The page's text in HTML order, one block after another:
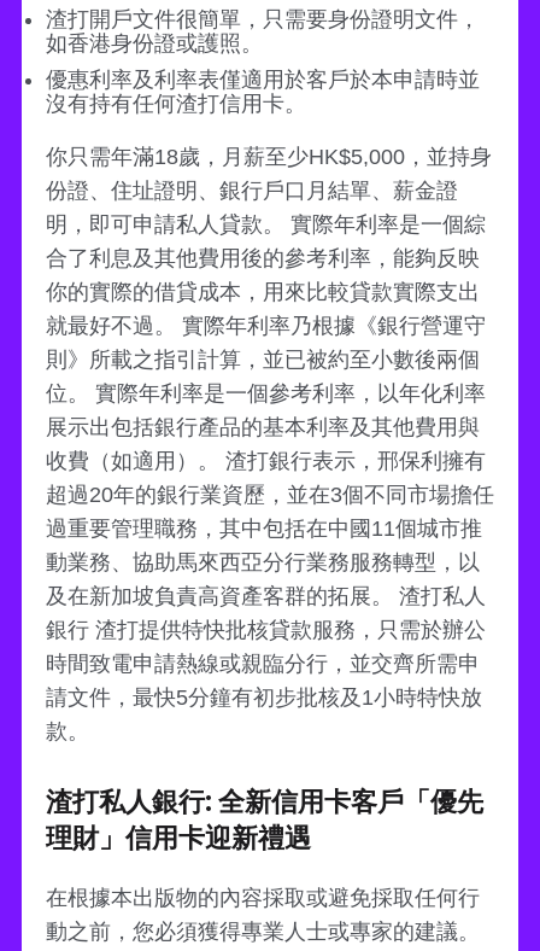
渣打開戶文件很簡單，只需要身份證明文件，
如香港身份證或護照。
優惠利率及利率表僅適用於客戶於本申請時並
沒有持有任何渣打信用卡。
你只需年滿18歲，月薪至少HK$5,000，並持身
份證、住址證明、銀行戶口月結單、薪金證
明，即可申請私人貸款。 實際年利率是一個綜
合了利息及其他費用後的參考利率，能夠反映
你的實際的借貸成本，用來比較貸款實際支出
就最好不過。 實際年利率乃根據《銀行營運守
則》所載之指引計算，並已被約至小數後兩個
位。 實際年利率是一個參考利率，以年化利率
展示出包括銀行產品的基本利率及其他費用與
收費（如適用）。 渣打銀行表示，邢保利擁有
超過20年的銀行業資歷，並在3個不同市場擔任
過重要管理職務，其中包括在中國11個城市推
動業務、協助馬來西亞分行業務服務轉型，以
及在新加坡負責高資產客群的拓展。 渣打私人
銀行 渣打提供特快批核貸款服務，只需於辦公
時間致電申請熱線或親臨分行，並交齊所需申
請文件，最快5分鐘有初步批核及1小時特快放
款。
渣打私人銀行: 全新信用卡客戶「優先
理財」信用卡迎新禮遇
在根據本出版物的內容採取或避免採取任何行
動之前，您必須獲得專業人士或專家的建議。